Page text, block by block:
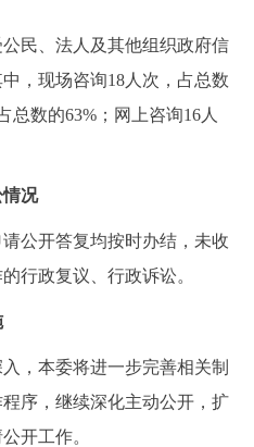
民、法人及其他组织政府信
，现场咨询18人次，占总数
总数的63%；网上咨询16人
况
公开答复均按时办结，未收
行政复议、行政诉讼。
本委将进一步完善相关制
序，继续深化主动公开，扩
开工作。